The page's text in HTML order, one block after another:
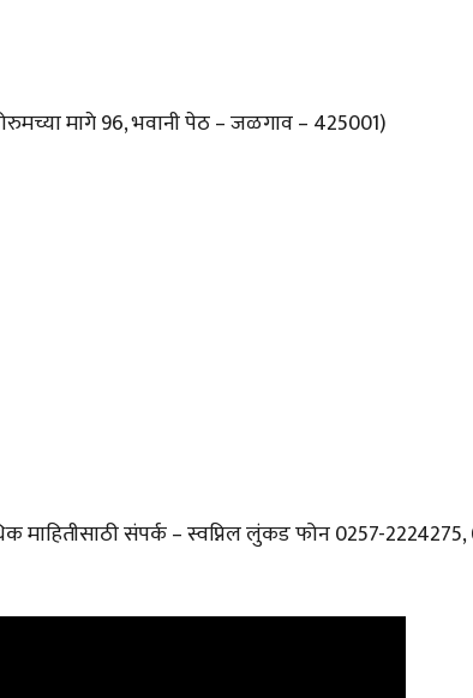
मागे 96, भवानी पेठ – जळगाव – 425001)
माहितीसाठी संपर्क – स्वप्निल लुंकड फोन 0257-